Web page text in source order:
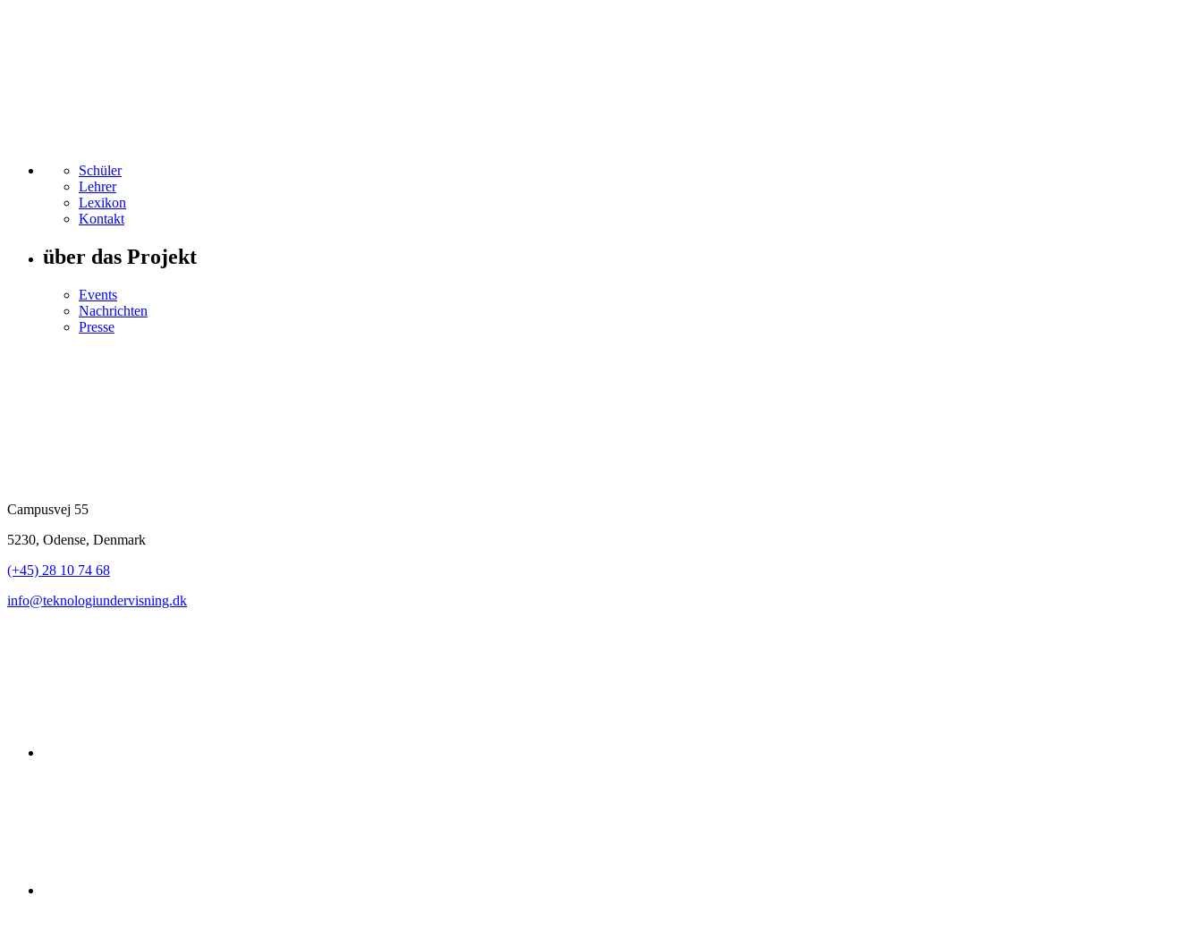
Schüler
Lehrer
Lexikon
Kontakt
über das Projekt
Events
Nachrichten
Presse
Campusvej 55
5230, Odense, Denmark
(+45) 28 10 74 68
info@teknologiundervisning.dk